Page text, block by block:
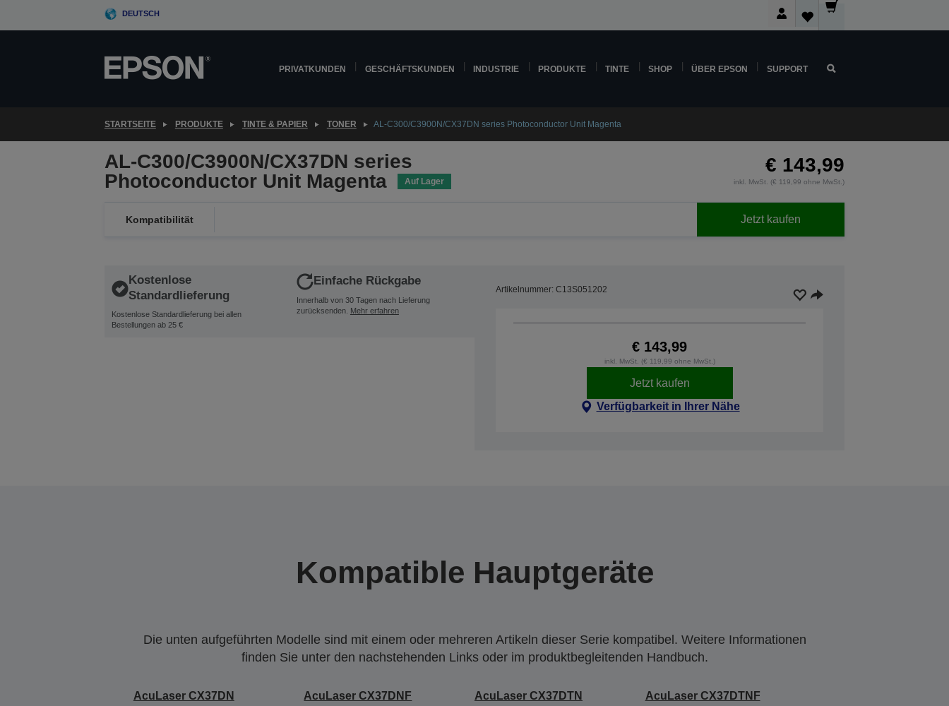
DEUTSCH
PRIVATKUNDEN GESCHÄFTSKUNDEN INDUSTRIE PRODUKTE TINTE SHOP ÜBER EPSON SUPPORT
STARTSEITE PRODUKTE TINTE & PAPIER TONER AL-C300/C3900N/CX37DN series Photoconductor Unit Magenta
AL-C300/C3900N/CX37DN series
Photoconductor Unit Magenta
Auf Lager
€ 143,99
inkl. MwSt. (€ 119,99 ohne MwSt.)
Kompatibilität Jetzt kaufen
Kostenlose
Standardlieferung
Kostenlose Standardlieferung bei allen
Bestellungen ab 25 €
Einfache Rückgabe
Innerhalb von 30 Tagen nach Lieferung
zurücksenden. Mehr erfahren
Artikelnummer: C13S051202
€ 143,99
inkl. MwSt. (€ 119,99 ohne MwSt.)
Jetzt kaufen
Verfügbarkeit in Ihrer Nähe
Kompatible Hauptgeräte
Die unten aufgeführten Modelle sind mit einem oder mehreren Artikeln dieser Serie kompatibel. Weitere Informationen
finden Sie unter den nachstehenden Links oder im produktbegleitenden Handbuch.
AcuLaser CX37DN AcuLaser CX37DNF AcuLaser CX37DTN AcuLaser CX37DTNF